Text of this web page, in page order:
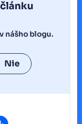
nášho blogu.
Nie